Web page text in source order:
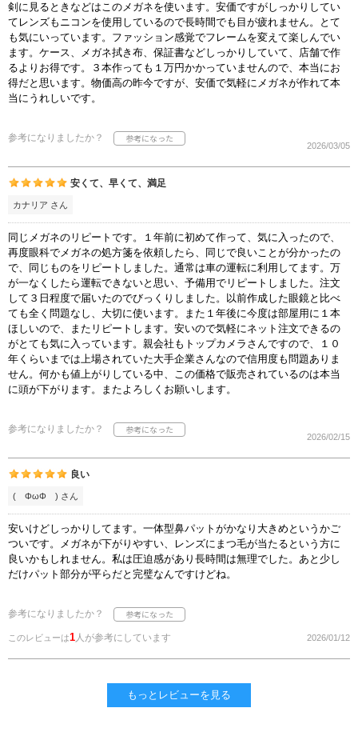
剣に見るときなどはこのメガネを使います。安価ですがしっかりしてい
てレンズもニコンを使用しているので長時間でも目が疲れません。とて
も気にいっています。ファッション感覚でフレームを変えて楽しんでい
ます。ケース、メガネ拭き布、保証書などしっかりしていて、店舗で作
るよりお得です。３本作っても１万円かかっていませんので、本当にお
得だと思います。物価高の昨今ですが、安価で気軽にメガネが作れて本
当にうれしいです。
参考になりましたか？
2026/03/05
安くて、早くて、満足
カナリア さん
同じメガネのリピートです。１年前に初めて作って、気に入ったので、
再度眼科でメガネの処方箋を依頼したら、同じで良いことが分かったの
で、同じものをリピートしました。通常は車の運転に利用してます。万
が一なくしたら運転できないと思い、予備用でリピートしました。注文
して３日程度で届いたのでびっくりしました。以前作成した眼鏡と比べ
ても全く問題なし、大切に使います。また１年後に今度は部屋用に１本
ほしいので、またリピートします。安いので気軽にネット注文できるの
がとても気に入っています。親会社もトップカメラさんですので、１０
年くらいまでは上場されていた大手企業さんなので信用度も問題ありま
せん。何かも値上がりしている中、この価格で販売されているのは本当
に頭が下がります。またよろしくお願いします。
参考になりましたか？
2026/02/15
良い
( ΦωΦ ) さん
安いけどしっかりしてます。一体型鼻パットがかなり大きめというかご
ついです。メガネが下がりやすい、レンズにまつ毛が当たるという方に
良いかもしれません。私は圧迫感があり長時間は無理でした。あと少し
だけパット部分が平らだと完璧なんですけどね。
参考になりましたか？
このレビューは1人が参考にしています 2026/01/12
もっとレビューを見る